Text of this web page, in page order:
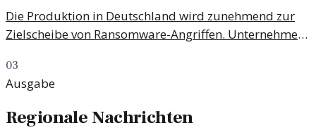
Die Produktion in Deutschland wird zunehmend zur
Zielscheibe von Ransomware-Angriffen. Unternehmen
nicht Opfer dieser Angriffe zu werden.
03
Ausgabe
Regionale Nachrichten